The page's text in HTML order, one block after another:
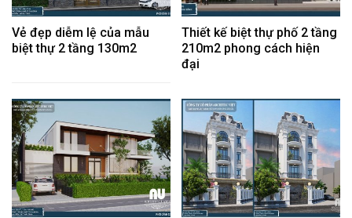
Vẻ đẹp diễm lệ của mẫu
biệt thự 2 tầng 130m2
Thiết kế biệt thự phố 2 tầng
210m2 phong cách hiện
đại